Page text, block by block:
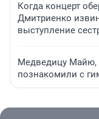
Когда концерт
Дмитриенко
выступление
Медведицу Майю,
познакомили с